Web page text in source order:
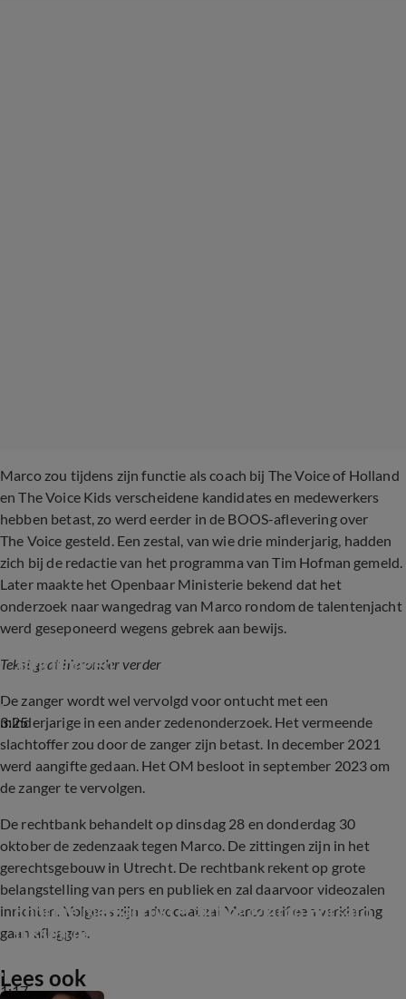
Marco zou tijdens zijn functie als coach bij The Voice of Holland
en The Voice Kids verscheidene kandidates en medewerkers
hebben betast, zo werd eerder in de BOOS-aflevering over
The Voice gesteld. Een zestal, van wie drie minderjarig, hadden
zich bij de redactie van het programma van Tim Hofman gemeld.
Later maakte het Openbaar Ministerie bekend dat het
onderzoek naar wangedrag van Marco rondom de talentenjacht
werd geseponeerd wegens gebrek aan bewijs.
Tekst gaat hieronder verder
3:25
Borsato niet vervolgd door OM na Voice-
aantijgingen
De zanger wordt wel vervolgd voor ontucht met een
minderjarige in een ander zedenonderzoek. Het vermeende
slachtoffer zou door de zanger zijn betast. In december 2021
werd aangifte gedaan. Het OM besloot in september 2023 om
de zanger te vervolgen.
De rechtbank behandelt op dinsdag 28 en donderdag 30
oktober de zedenzaak tegen Marco. De zittingen zijn in het
gerechtsgebouw in Utrecht. De rechtbank rekent op grote
belangstelling van pers en publiek en zal daarvoor videozalen
inrichten. Volgens zijn advocaat zal Marco zelf een verklaring
gaan afleggen.
1:17
Enorme mediadrukte: zitting Marco Borsato
tussen de verkiezingen in
Lees ook